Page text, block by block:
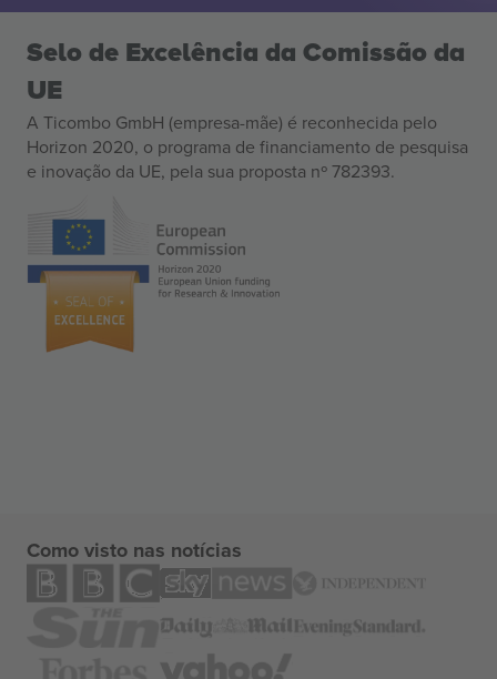
Selo de Excelência da Comissão da
UE
A Ticombo GmbH (empresa-mãe) é reconhecida pelo
Horizon 2020, o programa de financiamento de pesquisa
e inovação da UE, pela sua proposta nº 782393.
Como visto nas notícias